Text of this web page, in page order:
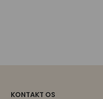
KONTAKT OS